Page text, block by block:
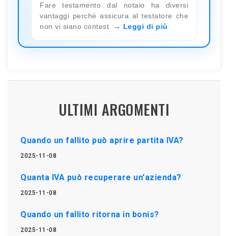
Fare testamento dal notaio ha diversi
vantaggi perché assicura al testatore che
non vi siano contest
Leggi di più
ULTIMI ARGOMENTI
Quando un fallito può aprire partita IVA?
2025-11-08
Quanta IVA può recuperare un'azienda?
2025-11-08
Quando un fallito ritorna in bonis?
2025-11-08